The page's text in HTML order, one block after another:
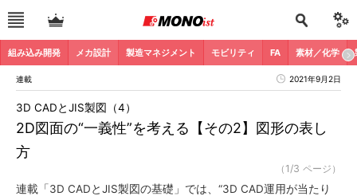
組み込み開発 メカ設計 製造マネジメント モビリティ FA 素材／化学
連載 2021年9月2日
2D図面の“一義性”を考える【その2】図形の表し
方
3D CADとJIS製図（4）
（1/3 ページ）
連載「3D CADとJIS製図の基礎」では、“3D CAD運用が当たり